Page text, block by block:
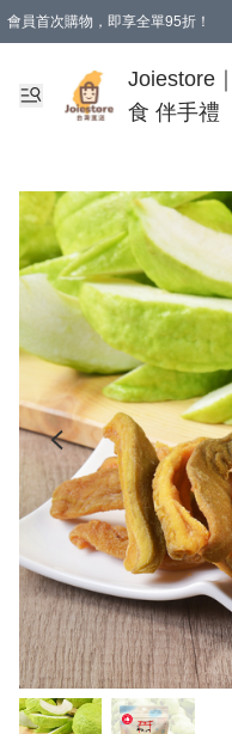
會員首次購物，即享全單95折！
購物滿 HKD 350.00即享免運費優
Joiestore
食 伴手禮